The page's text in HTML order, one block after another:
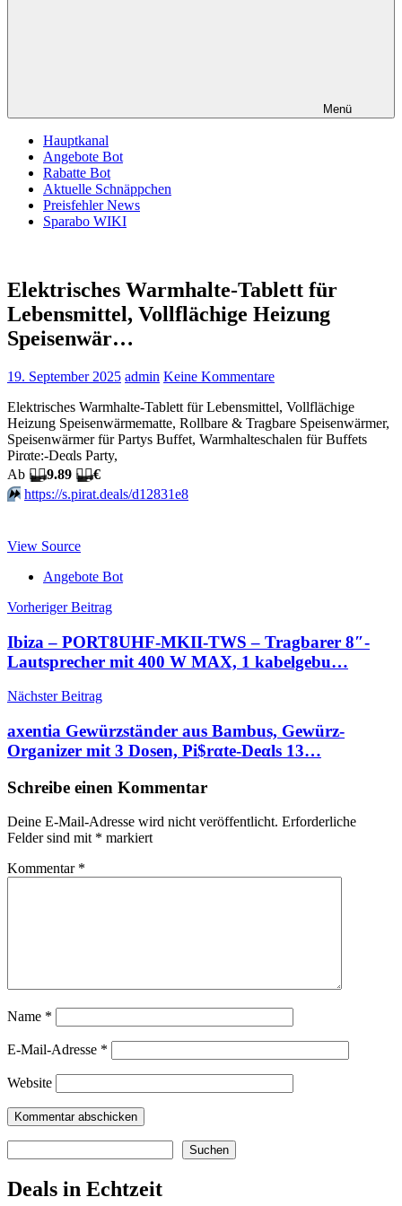
Menü
Hauptkanal
Angebote Bot
Rabatte Bot
Aktuelle Schnäppchen
Preisfehler News
Sparabo WIKI
Elektrisches Warmhalte-Tablett für
Lebensmittel, Vollflächige Heizung
Speisenwär…
19. September 2025 admin Keine Kommentare
Elektrisches Warmhalte-Tablett für Lebensmittel, Vollflächige
Heizung Speisenwärmematte, Rollbare & Tragbare Speisenwärmer,
Speisenwärmer für Partys Buffet, Warmhalteschalen für Buffets
Pirαtе:-Dеαls Party,
Аb 🏴‍☠️9.89 🏴‍☠️€
⏩️ https://s.pirat.deals/d12831e8
View Source
Angebote Bot
Beitragsnavigation
Vorheriger Beitrag
Ibiza – PORT8UHF-MKII-TWS – Tragbarer 8″-
Lautsprecher mit 400 W MAX, 1 kabelgebu…
Nächster Beitrag
axentia Gewürzständer aus Bambus, Gewürz-
Organizer mit 3 Dosen, Pi$rαtе-Dеαls 13…
Schreibe einen Kommentar
Deine E-Mail-Adresse wird nicht veröffentlicht. Erforderliche
Felder sind mit * markiert
Kommentar *
Name *
E-Mail-Adresse *
Website
Suchen
Deals in Echtzeit